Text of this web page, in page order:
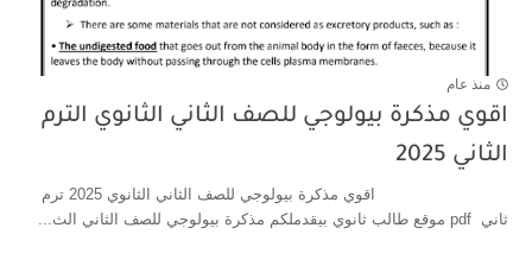
منذ عام
اقوي مذكرة بيولوجي للصف الثاني الثانوي الترم
الثاني 2025
اقوي مذكرة بيولوجي للصف الثاني الثانوي 2025 ترم
ثاني pdf موقع طالب ثانوي بيقدملكم مذكرة بيولوجي للصف الثاني الث...